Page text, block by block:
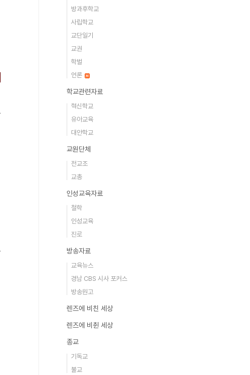
방과후학교
사립학교
교단일기
교권
학벌
언론
학교관련자료
혁신학교
유아교육
대안학교
교원단체
전교조
교총
인성교육자료
철학
인성교육
진로
방송자료
교육뉴스
경남 CBS 시사 포커스
방송원고
렌즈에 비친 세상
렌즈에 비췬 세상
종교
기독교
불교